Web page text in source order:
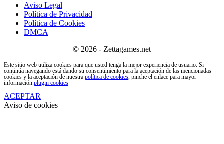
Aviso Legal
Política de Privacidad
Política de Cookies
DMCA
© 2026 - Zettagames.net
Este sitio web utiliza cookies para que usted tenga la mejor experiencia de usuario. Si
continúa navegando está dando su consentimiento para la aceptación de las mencionadas
cookies y la aceptación de nuestra política de cookies, pinche el enlace para mayor
información.plugin cookies
ACEPTAR
Aviso de cookies